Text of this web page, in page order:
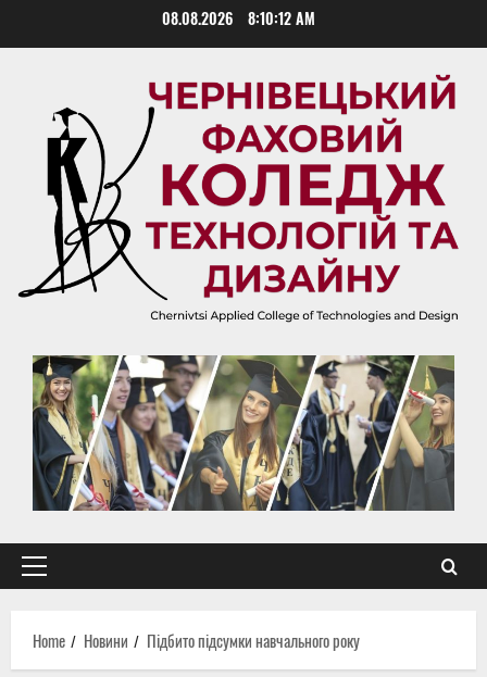
08.08.2026 8:10:13 AM
Primary
Home
Новини Підбито підсумки навчального року